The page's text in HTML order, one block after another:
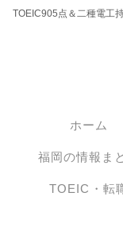
TOEIC905点＆二種電工
ホーム
福岡の情報ま
TOEIC・転